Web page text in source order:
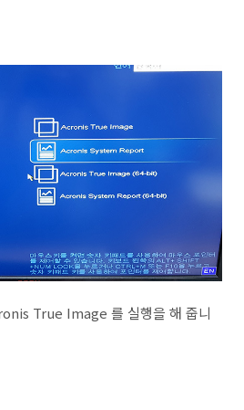
True Image 를 실행을 해 줍니